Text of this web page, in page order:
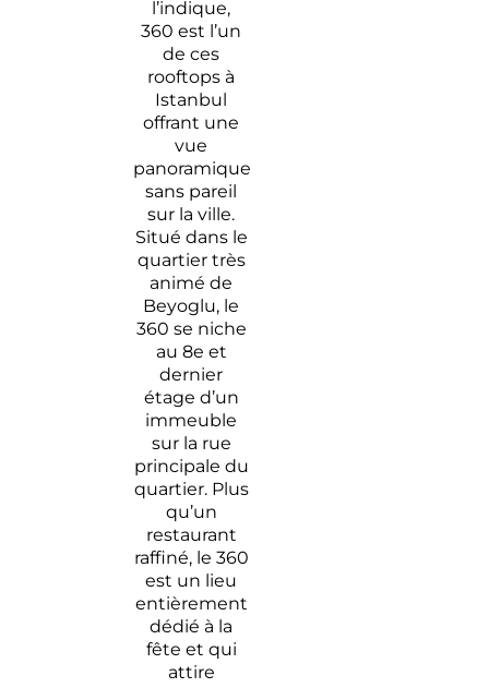
l’indique,
360 est l’un
de ces
rooftops à
Istanbul
offrant une
vue
panoramique
sans pareil
sur la ville.
Situé dans le
quartier très
animé de
Beyoglu, le
360 se niche
au 8e et
dernier
étage d’un
immeuble
sur la rue
principale du
quartier. Plus
qu’un
restaurant
raffiné, le 360
est un lieu
entièrement
dédié à la
fête et qui
attire